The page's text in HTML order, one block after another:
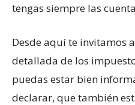
tengas siempre las
Desde aquí te invitamos
detallada de los
puedas estar bien
declarar, que también